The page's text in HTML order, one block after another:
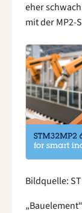
eher
mit der MP2-
Bildquelle: ST